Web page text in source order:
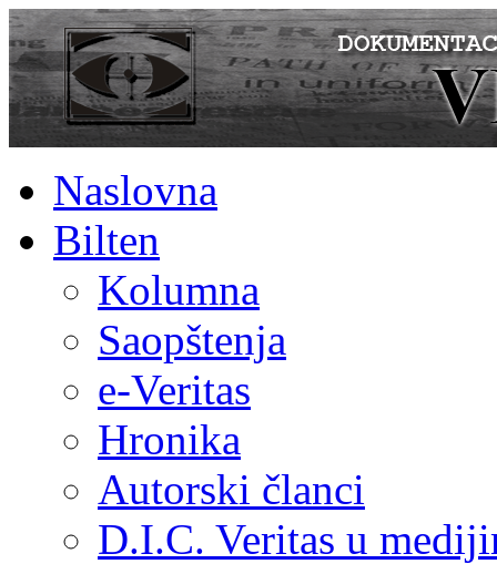
Naslovna
Bilten
Kolumna
Saopštenja
e-Veritas
Hronika
Autorski članci
D.I.C. Veritas u